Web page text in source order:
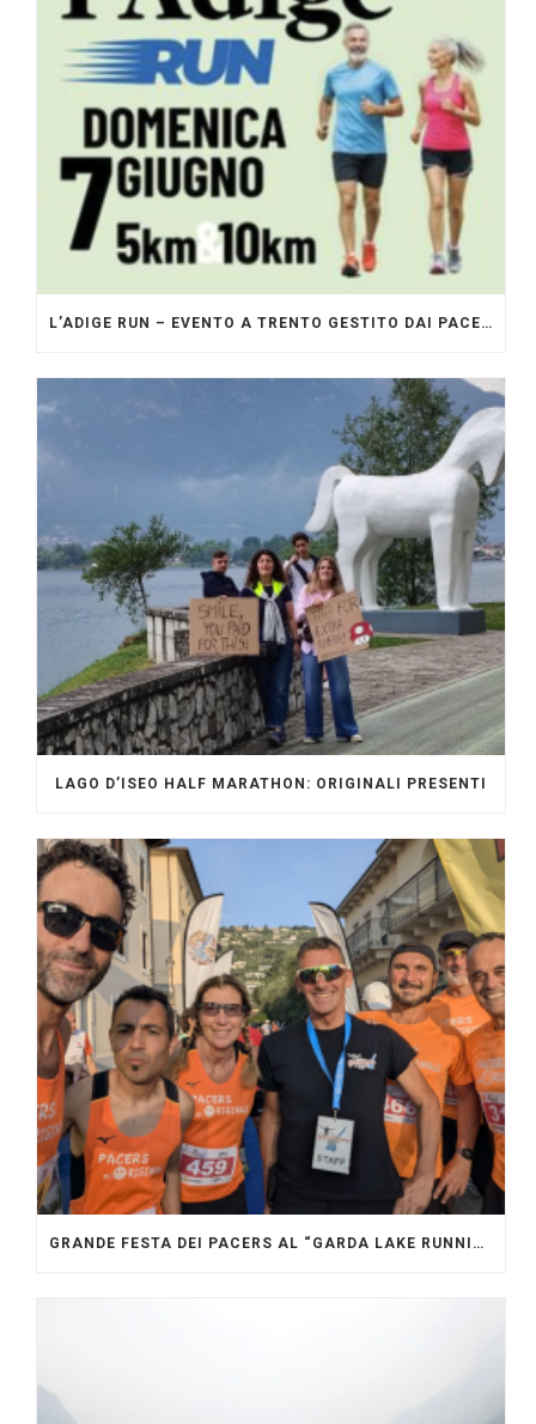
L’ADIGE RUN – EVENTO A TRENTO GESTITO DAI PACERS GLI ORIGINALI
LAGO D’ISEO HALF MARATHON: ORIGINALI PRESENTI
GRANDE FESTA DEI PACERS AL “GARDA LAKE RUNNING FESTIVAL”